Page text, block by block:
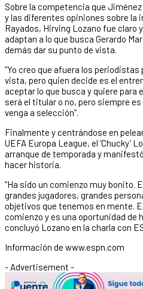
Sobre la competencia que
y las diferentes opiniones sobre la
Rayados, Hirving Lozano fue claro
adaptan a lo que busca Gerardo
demás dar su punto de vista.
“Yo creo que afuera los
vista, pero quien decide es el
aceptar lo que busca y quiere para
será el titular o no, pero siempre
venga a selección”.
Finalmente y centrándose en
UEFA Europa League, el ‘Chucky’
arranque de temporada y
hacer historia.
“Ha sido un comienzo muy bonito.
grandes jugadores, grandes
objetivos que tenemos en mente.
comienzo y es una oportunidad de
concluyó Lozano en la charla con
Información de www.espn.com
- Advertisement -